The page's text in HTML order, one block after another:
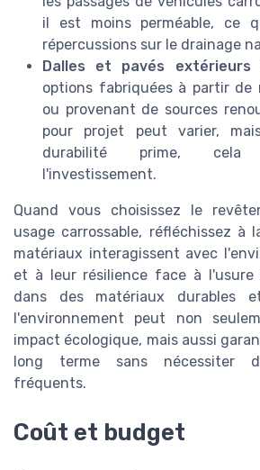
il est moins perméable, ce
répercussions sur le drainage
Dalles et pavés extérieurs
options fabriquées à partir de
ou provenant de sources
pour projet peut varier,
durabilité prime,
l'investissement.
Quand vous choisissez le
usage carrossable, réfléchissez à
matériaux interagissent avec
et à leur résilience face à l'usure
dans des matériaux durables
l'environnement peut non
impact écologique, mais aussi
long terme sans nécessiter
fréquents.
Coût et budget